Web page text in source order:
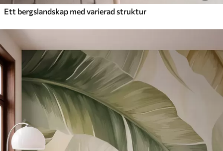
Ett bergslandskap med varierad struktur